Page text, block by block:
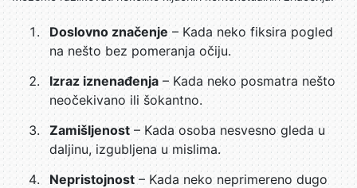
Doslovno značenje– Kada neko fiksira pogled
na nešto bez pomeranja očiju.
Izraz iznenađenja – Kada neko posmatra nešto
neočekivano ili šokantno.
Zamišljenost– Kada osoba nesvesno gleda u
daljinu, izgubljena u mislima.
Nepristojnost– Kada neko neprimereno dugo